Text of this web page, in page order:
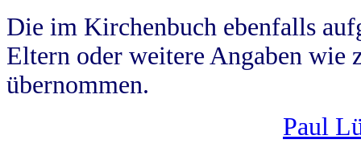
Die im Kirchenbuch ebenfalls
Eltern oder weitere Angaben wie
übernommen.
Paul